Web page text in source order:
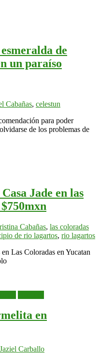
de
un paraíso
Cabañas, celestun
para poder
de los problemas de
Jade en las
Cabañas, las coloradas
de rio lagartos, rio lagartos
Las Coloradas en Yucatan
en
Jaziel Carballo